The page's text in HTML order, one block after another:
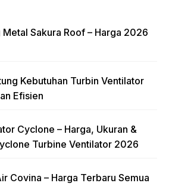
Sakura Roof – Harga 2026
Kebutuhan Turbin Ventilator
Efisien
Cyclone – Harga, Ukuran &
Turbine Ventilator 2026
Covina – Harga Terbaru Semua